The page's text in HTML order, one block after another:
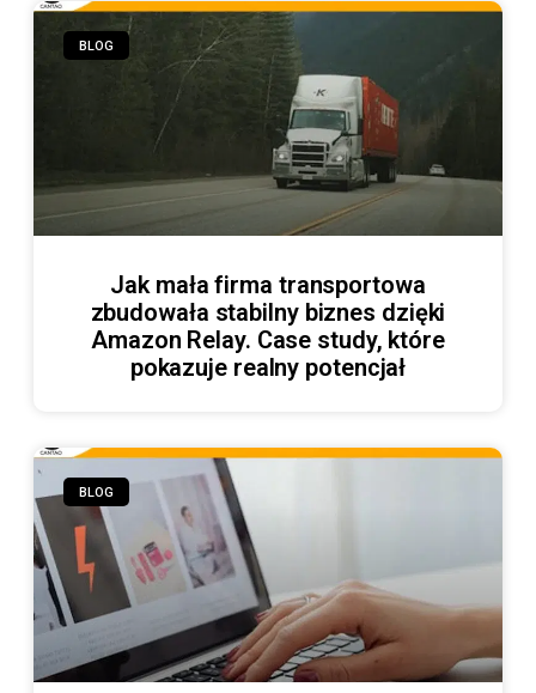
BLOG
Jak mała firma transportowa
zbudowała stabilny biznes dzięki
Amazon Relay. Case study, które
pokazuje realny potencjał
BLOG